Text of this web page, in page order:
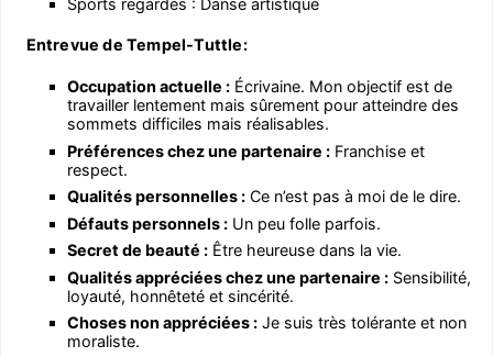
Sports regardés : Danse artistique
Entrevue de Tempel-Tuttle:
Occupation actuelle :Écrivaine. Mon objectif est de
travailler lentement mais sûrement pour atteindre des
sommets difficiles mais réalisables.
Préférences chez une partenaire :Franchise et
respect.
Qualités personnelles :Ce n’est pas à moi de le dire.
Défauts personnels :Un peu folle parfois.
Secret de beauté :Être heureuse dans la vie.
Qualités appréciées chez une partenaire :Sensibilité,
loyauté, honnêteté et sincérité.
Choses non appréciées :Je suis très tolérante et non
moraliste.